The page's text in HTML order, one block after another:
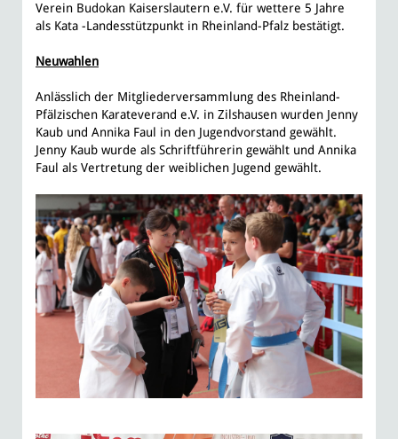
Verein Budokan Kaiserslautern e.V. für wettere 5 Jahre
als Kata -Landesstützpunkt in Rheinland-Pfalz bestätigt.
Neuwahlen
Anlässlich der Mitgliederversammlung des Rheinland-
Pfälzischen Karateverand e.V. in Zilshausen wurden Jenny
Kaub und Annika Faul in den Jugendvorstand gewählt.
Jenny Kaub wurde als Schriftführerin gewählt und Annika
Faul als Vertretung der weiblichen Jugend gewählt.